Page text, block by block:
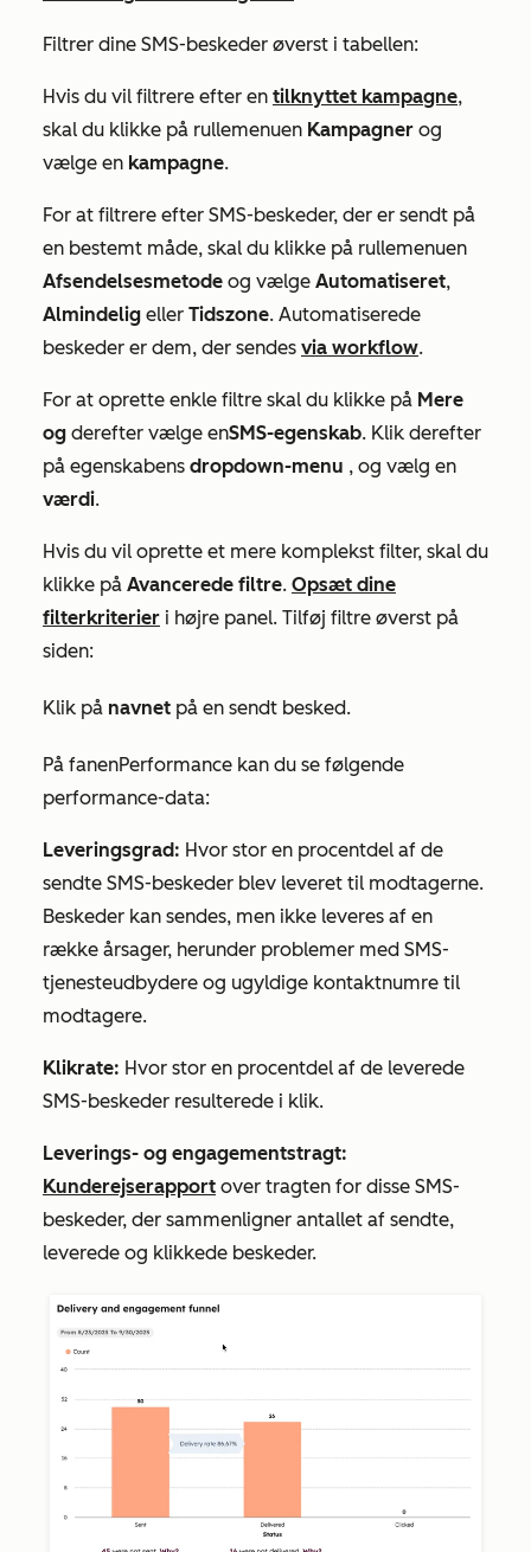
Filtrer dine SMS-beskeder øverst i tabellen:
Hvis du vil filtrere efter en tilknyttet kampagne,
skal du klikke på rullemenuen Kampagner og
vælge en kampagne.
For at filtrere efter SMS-beskeder, der er sendt på
en bestemt måde, skal du klikke på rullemenuen
Afsendelsesmetode og vælge Automatiseret,
Almindelig eller Tidszone. Automatiserede
beskeder er dem, der sendes via workflow.
For at oprette enkle filtre skal du klikke på Mere
og derefter vælge enSMS-egenskab. Klik derefter
på egenskabens dropdown-menu , og vælg en
værdi.
Hvis du vil oprette et mere komplekst filter, skal du
klikke på Avancerede filtre. Opsæt dine
filterkriterier i højre panel. Tilføj filtre øverst på
siden:
Klik på navnet på en sendt besked.
På fanenPerformance kan du se følgende
performance-data:
Leveringsgrad: Hvor stor en procentdel af de
sendte SMS-beskeder blev leveret til modtagerne.
Beskeder kan sendes, men ikke leveres af en
række årsager, herunder problemer med SMS-
tjenesteudbydere og ugyldige kontaktnumre til
modtagere.
Klikrate: Hvor stor en procentdel af de leverede
SMS-beskeder resulterede i klik.
Leverings- og engagementstragt:
Kunderejserapport over tragten for disse SMS-
beskeder, der sammenligner antallet af sendte,
leverede og klikkede beskeder.